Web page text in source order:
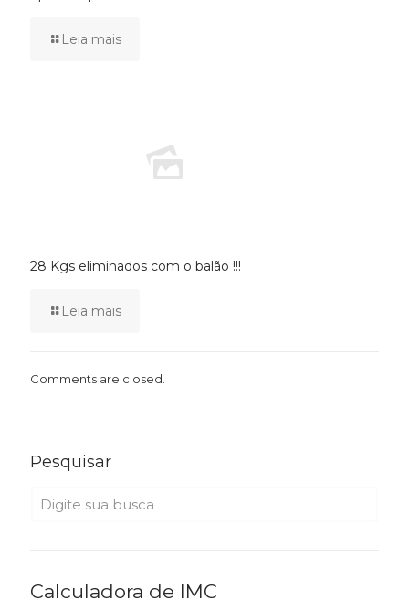
Leia mais
28 Kgs eliminados com o balão !!!
Leia mais
Comments are closed.
Pesquisar
Calculadora de IMC